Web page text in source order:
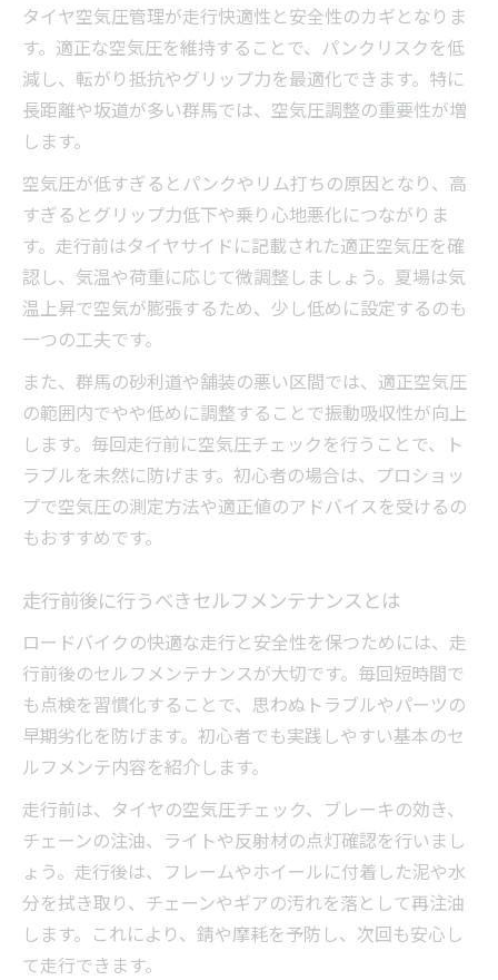
タイヤ空気圧管理が走行快適性と安全性のカギとなりま
す。適正な空気圧を維持することで、パンクリスクを低
減し、転がり抵抗やグリップ力を最適化できます。特に
長距離や坂道が多い群馬では、空気圧調整の重要性が増
します。
空気圧が低すぎるとパンクやリム打ちの原因となり、高
すぎるとグリップ力低下や乗り心地悪化につながりま
す。走行前はタイヤサイドに記載された適正空気圧を確
認し、気温や荷重に応じて微調整しましょう。夏場は気
温上昇で空気が膨張するため、少し低めに設定するのも
一つの工夫です。
また、群馬の砂利道や舗装の悪い区間では、適正空気圧
の範囲内でやや低めに調整することで振動吸収性が向上
します。毎回走行前に空気圧チェックを行うことで、ト
ラブルを未然に防げます。初心者の場合は、プロショッ
プで空気圧の測定方法や適正値のアドバイスを受けるの
もおすすめです。
走行前後に行うべきセルフメンテナンスとは
ロードバイクの快適な走行と安全性を保つためには、走
行前後のセルフメンテナンスが大切です。毎回短時間で
も点検を習慣化することで、思わぬトラブルやパーツの
早期劣化を防げます。初心者でも実践しやすい基本のセ
ルフメンテ内容を紹介します。
走行前は、タイヤの空気圧チェック、ブレーキの効き、
チェーンの注油、ライトや反射材の点灯確認を行いまし
ょう。走行後は、フレームやホイールに付着した泥や水
分を拭き取り、チェーンやギアの汚れを落として再注油
します。これにより、錆や摩耗を予防し、次回も安心し
て走行できます。